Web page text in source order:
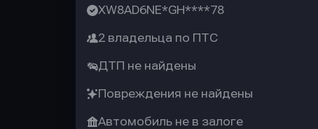
XW8AD6NE*GH****78
2 владельца по ПТС
ДТП не найдены
Повреждения не найдены
Автомобиль не в залоге